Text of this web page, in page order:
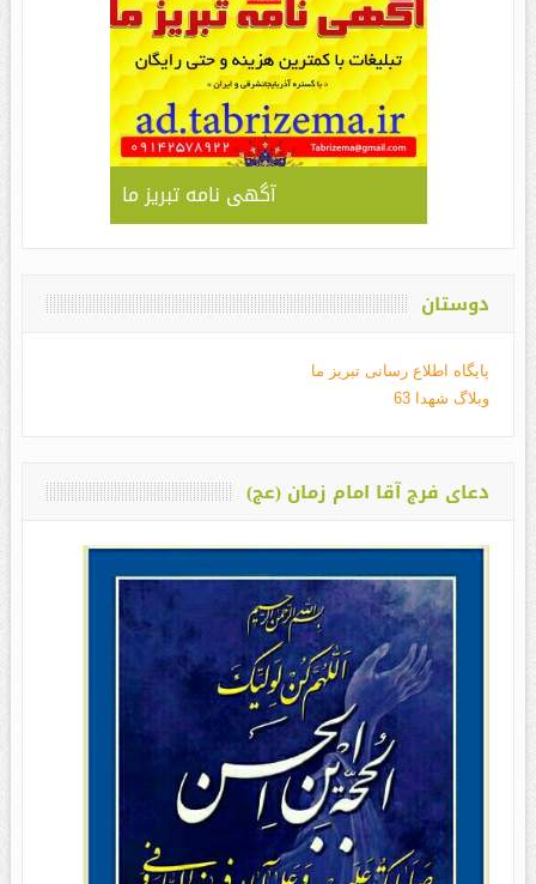
آگهی نامه تبریز ما
دوستان
پایگاه اطلاع رسانی تبریز ما
وبلاگ شهدا 63
دعای فرج آقا امام زمان (عج)